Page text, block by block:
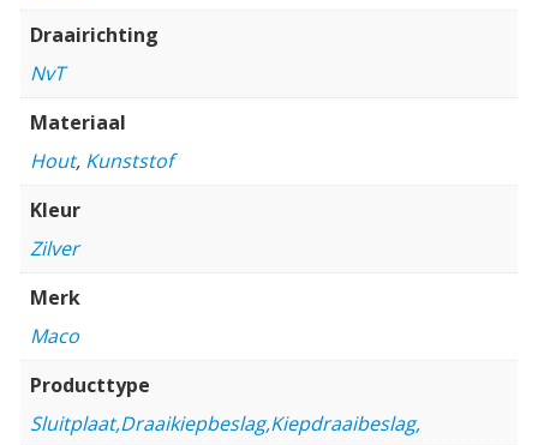
Draairichting
NvT
Materiaal
Hout, Kunststof
Kleur
Zilver
Merk
Maco
Producttype
Sluitplaat,Draaikiepbeslag,Kiepdraaibeslag,